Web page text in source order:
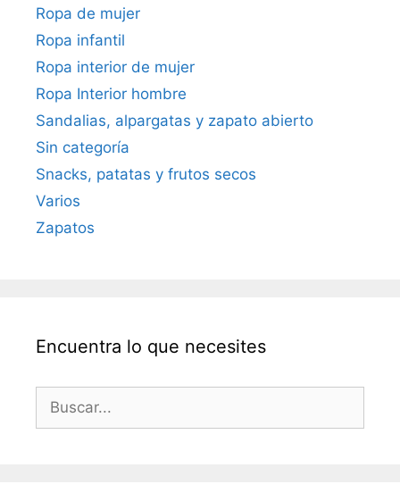
Ropa de mujer
Ropa infantil
Ropa interior de mujer
Ropa Interior hombre
Sandalias, alpargatas y zapato abierto
Sin categoría
Snacks, patatas y frutos secos
Varios
Zapatos
Encuentra lo que necesites